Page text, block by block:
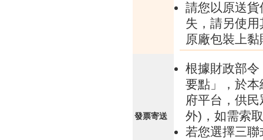
請您以原送
失，請另使
原廠包裝上
發票寄送
根據財政部
要點」，於
府平台，供
外)，如需索
若您選擇三